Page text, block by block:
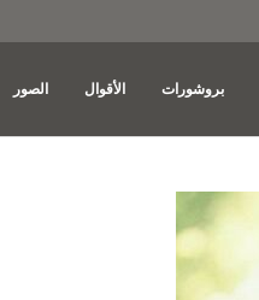
بروشورات الأقوال الصور